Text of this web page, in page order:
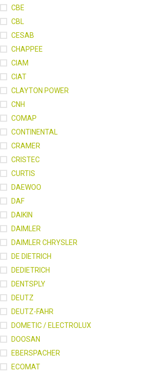
CBE
CBL
CESAB
CHAPPEE
CIAM
CIAT
CLAYTON POWER
CNH
COMAP
CONTINENTAL
CRAMER
CRISTEC
CURTIS
DAEWOO
DAF
DAIKIN
DAIMLER
DAIMLER CHRYSLER
DE DIETRICH
DEDIETRICH
DENTSPLY
DEUTZ
DEUTZ-FAHR
DOMETIC / ELECTROLUX
DOOSAN
EBERSPACHER
ECOMAT